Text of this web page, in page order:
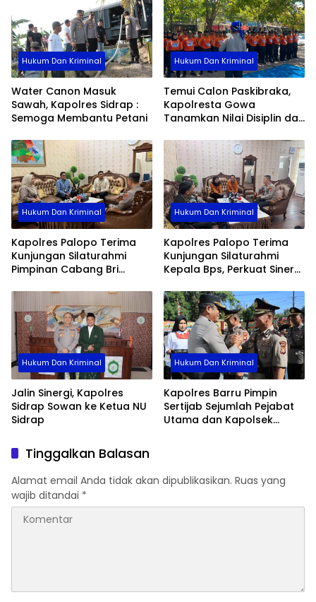
Hukum Dan Kriminal
Water Canon Masuk
Sawah, Kapolres Sidrap :
Semoga Membantu Petani
Hukum Dan Kriminal
Temui Calon Paskibraka,
Kapolresta Gowa
Tanamkan Nilai Disiplin dan
Hukum Dan Kriminal
Kapolres Palopo Terima
Kunjungan Silaturahmi
Pimpinan Cabang Bri
Hukum Dan Kriminal
Kapolres Palopo Terima
Kunjungan Silaturahmi
Kepala Bps, Perkuat Sinergi
Hukum Dan Kriminal
Jalin Sinergi, Kapolres
Sidrap Sowan ke Ketua NU
Sidrap
Hukum Dan Kriminal
Kapolres Barru Pimpin
Sertijab Sejumlah Pejabat
Utama dan Kapolsek
Tinggalkan Balasan
Alamat email Anda tidak akan dipublikasikan. Ruas yang
wajib ditandai *